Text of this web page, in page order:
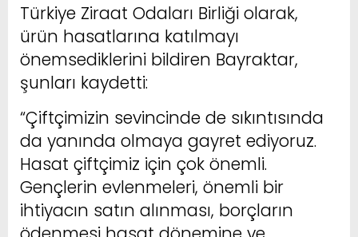
Türkiye Ziraat Odaları Birliği olarak,
ürün hasatlarına katılmayı
önemsediklerini bildiren Bayraktar,
şunları kaydetti:
“Çiftçimizin sevincinde de sıkıntısında
da yanında olmaya gayret ediyoruz.
Hasat çiftçimiz için çok önemli.
Gençlerin evlenmeleri, önemli bir
ihtiyacın satın alınması, borçların